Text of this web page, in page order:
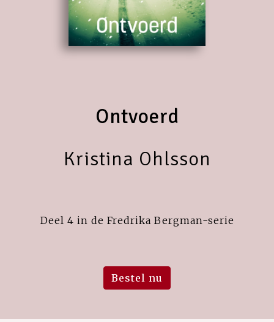
Ontvoerd
Kristina Ohlsson
Deel 4 in de Fredrika Bergman-serie
Bestel nu